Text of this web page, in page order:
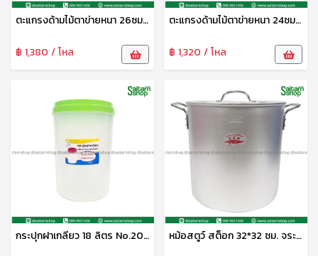
ตะแกรงด้ามไม้ตาข่ายหนา 26ซม. CYS
฿ 1,380 / โหล
ตะแกรงด้ามไม้ตาข่ายหนา 24ซม. CYS
฿ 1,320 / โหล
กระปุกฝาเกลียว 18 ลิตร No.20180 SRT หม้อสตูว์ สต็อก 32*32 ซม. จระเข้